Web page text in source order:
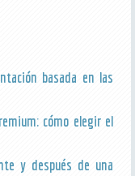
basada en las
cómo elegir el
y después de una